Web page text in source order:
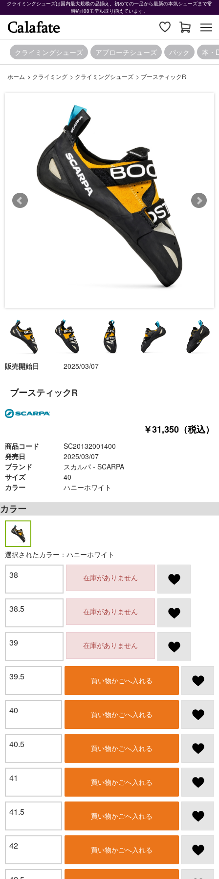
クライミングシューズは国内最大規模の品揃え。初めての一足から最新の本気シューズまで常
時約100モデル取り揃えています。
クライミングシューズ アプローチシューズ パック 本・
ホーム > クライミング > クライミングシューズ > ブースティックR
ブースティックR
￥31,350（税込）
商品コード
SC20132001400
発売日
2025/03/07
販売開始日 2025/03/07
ブランド
スカルパ - SCARPA
サイズ
40
カラー
ハニーホワイト
カラー
選択されたカラー：ハニーホワイト
38 在庫がありません
38.5 在庫がありません
39 在庫がありません
39.5 買い物かごへ入れる
40 買い物かごへ入れる
40.5 買い物かごへ入れる
41 買い物かごへ入れる
41.5 買い物かごへ入れる
42 買い物かごへ入れる